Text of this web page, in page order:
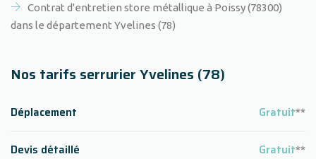
Contrat d'entretien store métallique à Poissy (78300)
dans le département Yvelines (78)
Nos tarifs serrurier Yvelines (78)
Déplacement Gratuit**
Devis détaillé Gratuit**